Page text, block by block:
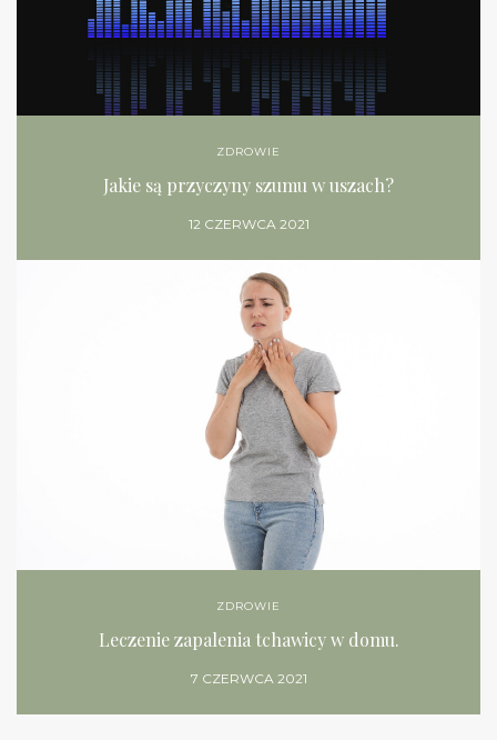
ZDROWIE
Jakie są przyczyny szumu w uszach?
12 CZERWCA 2021
ZDROWIE
Leczenie zapalenia tchawicy w domu.
7 CZERWCA 2021